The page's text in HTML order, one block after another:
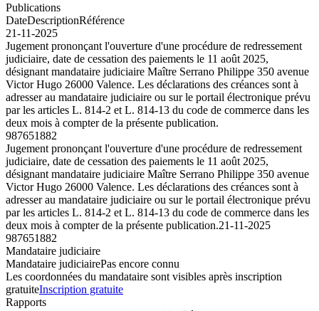
Publications
DateDescriptionRéférence
21-11-2025
Jugement prononçant l'ouverture d'une procédure de redressement
judiciaire, date de cessation des paiements le 11 août 2025,
désignant mandataire judiciaire Maître Serrano Philippe 350 avenue
Victor Hugo 26000 Valence. Les déclarations des créances sont à
adresser au mandataire judiciaire ou sur le portail électronique prévu
par les articles L. 814-2 et L. 814-13 du code de commerce dans les
deux mois à compter de la présente publication.
987651882
Jugement prononçant l'ouverture d'une procédure de redressement
judiciaire, date de cessation des paiements le 11 août 2025,
désignant mandataire judiciaire Maître Serrano Philippe 350 avenue
Victor Hugo 26000 Valence. Les déclarations des créances sont à
adresser au mandataire judiciaire ou sur le portail électronique prévu
par les articles L. 814-2 et L. 814-13 du code de commerce dans les
deux mois à compter de la présente publication.21-11-2025
987651882
Mandataire judiciaire
Mandataire judiciairePas encore connu
Les coordonnées du mandataire sont visibles après inscription
gratuiteInscription gratuite
Rapports